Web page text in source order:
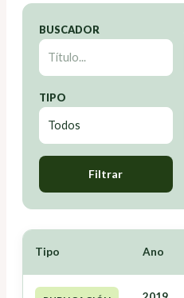
BUSCADOR
TIPO
Filtrar
Tipo Ano